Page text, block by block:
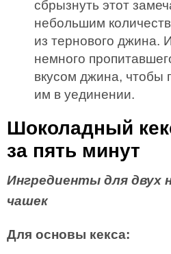
сбрызнуть этот
небольшим
из тернового джина.
немного
вкусом джина, чтобы
им в уединении.
Шоколадный
за пять минут
Ингредиенты для двух
чашек
Для основы кекса: